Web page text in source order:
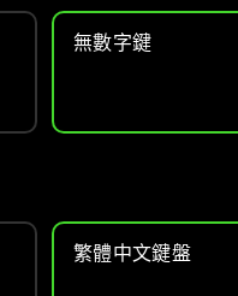
無數字鍵
繁體中文鍵盤